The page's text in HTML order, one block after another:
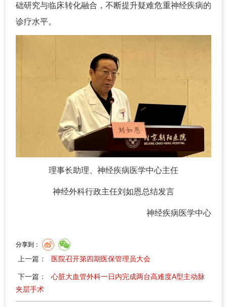
础研究与临床转化融合，不断提升疑难危重神经疾病的
诊疗水平。
理事长助理、神经疾病医学中心主任
神经外科行政主任刘如恩总结发言
神经疾病医学中心
分享到：
上一篇： 医院召开第四期医保管理员大会
下一篇：
心脏大血管外科一日内完成两台高难度A型主动脉
夹层手术